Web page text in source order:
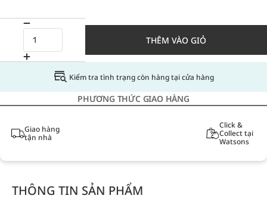
THÊM VÀO GIỎ
Kiểm tra tình trạng còn hàng tại cửa hàng
PHƯƠNG THỨC GIAO HÀNG
Giao hàng
tận nhà
Click &
Collect tại
Watsons
THÔNG TIN SẢN PHẨM